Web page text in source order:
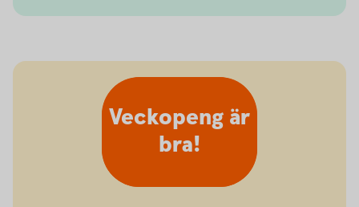
Veckopeng är
bra!